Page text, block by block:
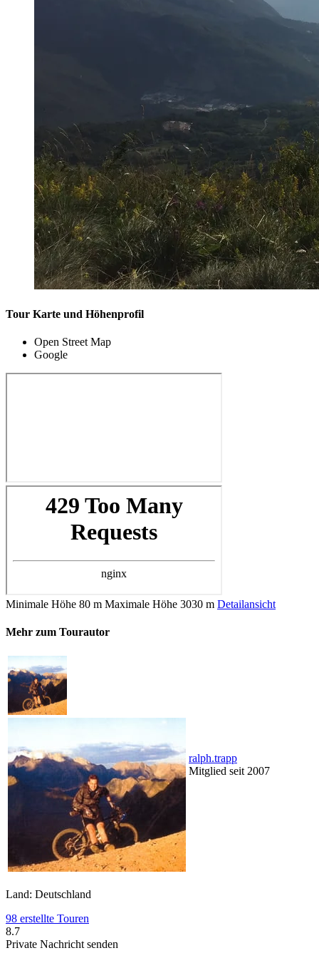
Tour Karte und Höhenprofil
Open Street Map
Google
Minimale Höhe 80 m Maximale Höhe 3030 m Detailansicht
Mehr zum Tourautor
ralph.trapp
Mitglied seit 2007
Land: Deutschland
98 erstellte Touren
8.7
Private Nachricht senden